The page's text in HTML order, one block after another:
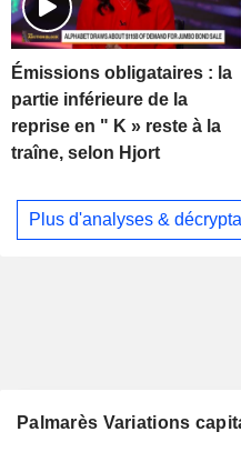
Émissions obligataires : la
partie inférieure de la
reprise en " K » reste à la
traîne, selon Hjort
Plus d'analyses &
Palmarès Variations